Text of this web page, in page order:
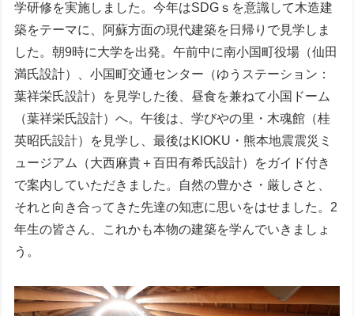
学研修を実施しました。今年はSDGｓを意識して木造建
築をテーマに、阿蘇方面の現代建築を日帰りで見学しま
した。朝9時に大学を出発。午前中に南小国町役場（仙田
満氏設計）、小国町交通センター（ゆうステーション：
葉祥栄氏設計）を見学した後、昼食を兼ねて小国ドーム
（葉祥栄氏設計）へ。午後は、学びやの里・木魂館（桂
英昭氏設計）を見学し、最後はKIOKU・熊本地震震災ミ
ュージアム（大西麻貴＋百田有希氏設計）をガイド付き
で案内していただきました。自然の豊かさ・厳しさと、
それと向き合ってきた先達の知恵に思いをはせました。2
年生の皆さん、これかも本物の建築を学んでいきましょ
う。